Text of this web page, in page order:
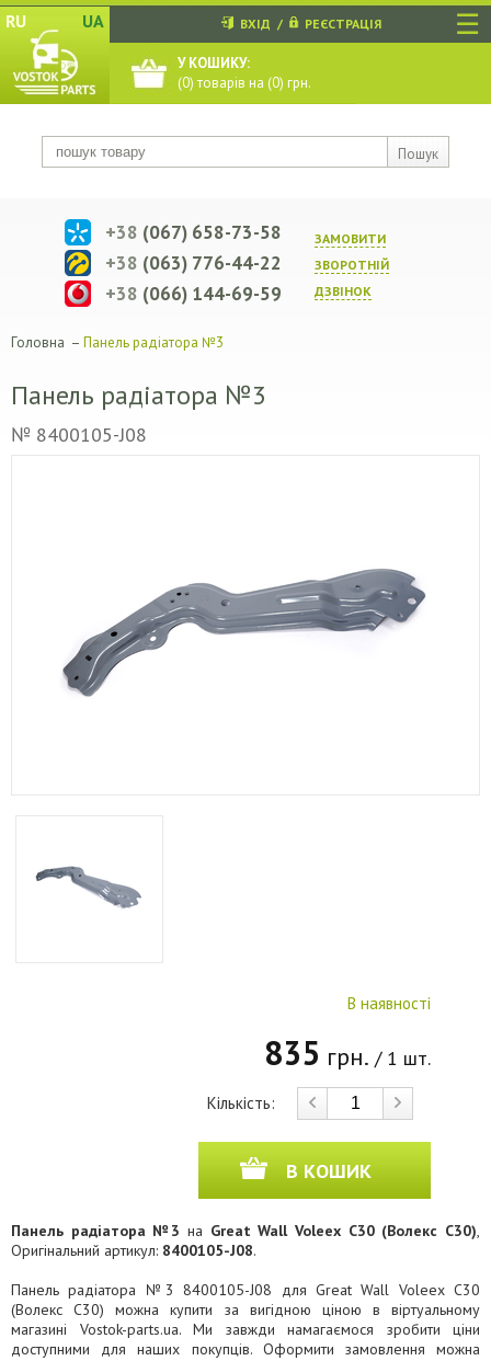
☰
RU UA
Пошук
ВХІД / РЕЄСТРАЦІЯ
У КОШИКУ:
(0) товарів на (0) грн.
ЗАМОВИТИ
ЗВОРОТНIЙ
ДЗВIНОК
+38 (067) 658-73-58
+38 (063) 776-44-22
+38 (066) 144-69-59
Головна – Панель радіатора №3
Панель радіатора №3
№ 8400105-J08
В наявності
835 грн. / 1 шт.
Кількість:
В КОШИК
Панель радіатора №3 на Great Wall Voleex C30 (Волекс C30),
Оригінальний артикул: 8400105-J08.
Панель радіатора №3 8400105-J08 для Great Wall Voleex C30
(Волекс C30) можна купити за вигідною ціною в віртуальному
магазині Vostok-parts.ua. Ми завжди намагаємося зробити ціни
доступними для наших покупців. Оформити замовлення можна